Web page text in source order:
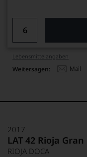
Lebensmittel­angaben
Weitersagen: Mail
2017
LAT 42 Rioja
RIOJA DOCA